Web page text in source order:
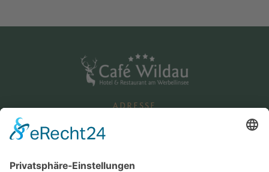
ADRESSE
D-16244 Schorfheide
ÖFFNUNGSZEITEN